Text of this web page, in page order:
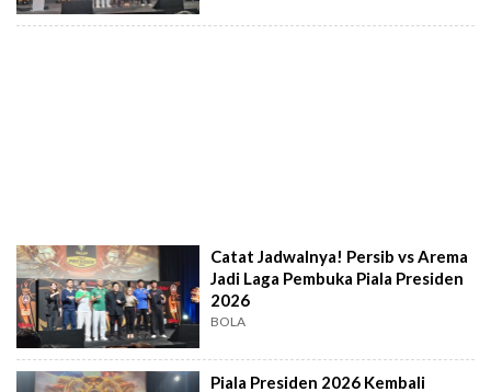
Catat Jadwalnya! Persib vs Arema
Jadi Laga Pembuka Piala Presiden
2026
BOLA
Piala Presiden 2026 Kembali